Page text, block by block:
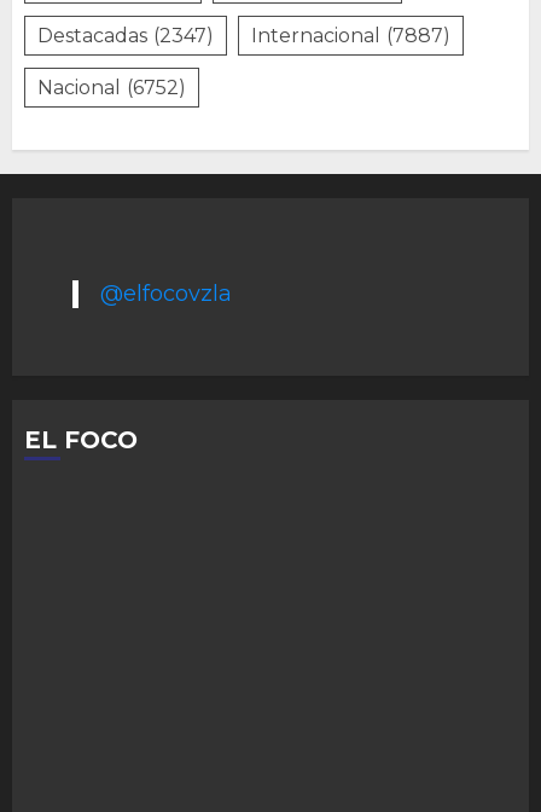
Destacadas (2347) Internacional (7887)
Nacional (6752)
@elfocovzla
EL FOCO